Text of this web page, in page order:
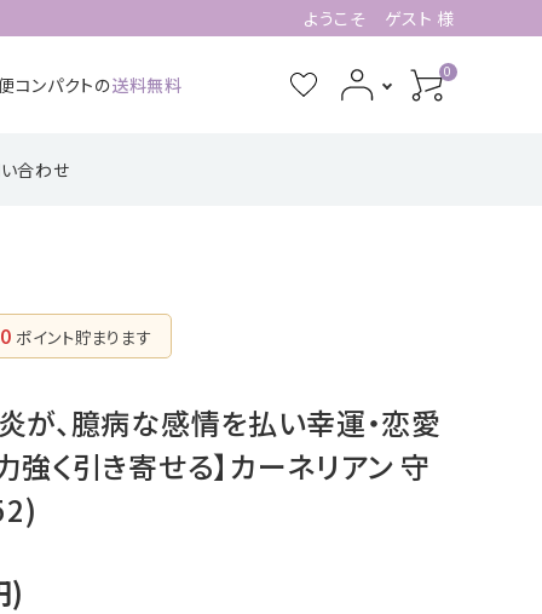
ようこそ ゲスト 様
コンパクトの送料無料
0
7月誕生石
合わせ
ポイント貯まります
が、臆病な感情を払い幸運・恋愛
強く引き寄せる】カーネリアン 守
)